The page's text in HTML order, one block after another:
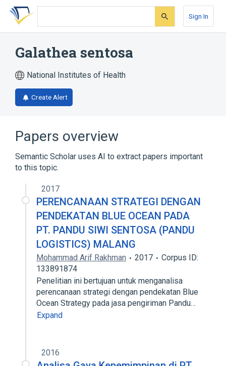
Skip
search
Skip
Skip
account
Sign In
Galathea sentosa
National Institutes of Health
Create Alert
Papers overview
Semantic Scholar uses AI to extract papers important
to this topic.
2017
PERENCANAAN STRATEGI DENGAN
PENDEKATAN BLUE OCEAN PADA
PT. PANDU SIWI SENTOSA (PANDU
LOGISTICS) MALANG
Mohammad Arif Rakhman 2017
Corpus ID:
133891874
Penelitian ini bertujuan untuk menganalisa
perencanaan strategi dengan pendekatan Blue
Ocean Strategy pada jasa pengiriman Pandu…
Expand
2016